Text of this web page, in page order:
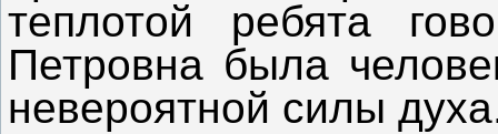
теплотой ребята
Петровна была
невероятной силы